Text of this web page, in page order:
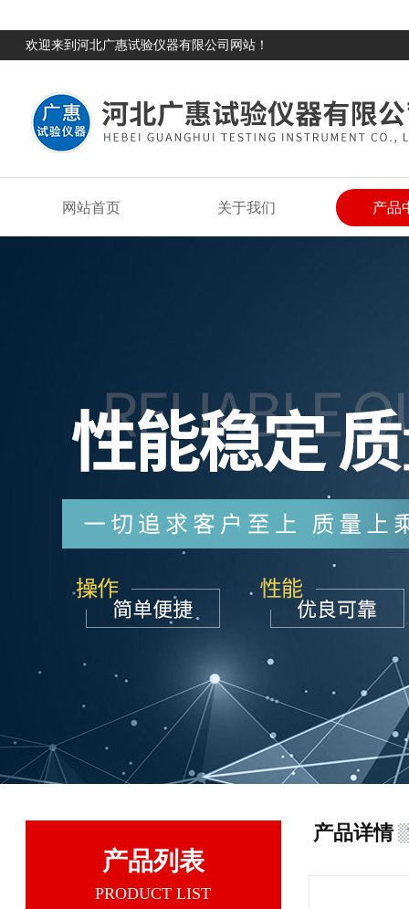
欢迎来到河北广惠试验仪器有限公司网站！
网站首页 关于我们 产品
产品列表
PRODUCT LIST
产品详情